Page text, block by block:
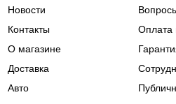
Новости
Контакты
О магазине
Доставка
Авто
Оплата